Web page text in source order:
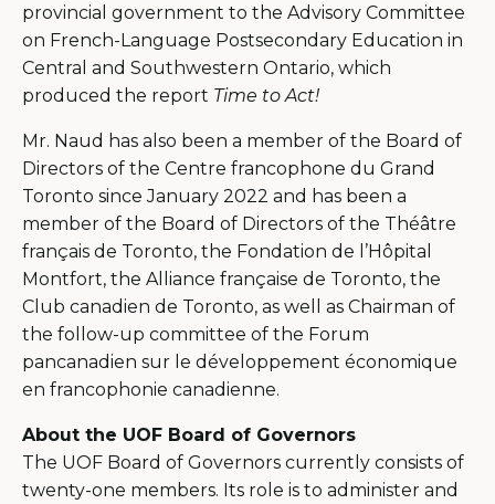
provincial government to the Advisory Committee
on French-Language Postsecondary Education in
Central and Southwestern Ontario, which
produced the report Time to Act!
Mr. Naud has also been a member of the Board of
Directors of the Centre francophone du Grand
Toronto since January 2022 and has been a
member of the Board of Directors of the Théâtre
français de Toronto, the Fondation de l’Hôpital
Montfort, the Alliance française de Toronto, the
Club canadien de Toronto, as well as Chairman of
the follow-up committee of the Forum
pancanadien sur le développement économique
en francophonie canadienne.
About the UOF Board of Governors
The UOF Board of Governors currently consists of
twenty-one members. Its role is to administer and